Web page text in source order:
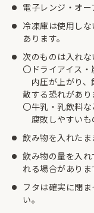
電子レンジ・オー
冷凍庫は使用し
あります。
次のものは入れな
〇ドライアイス
内圧が上がり、
散する恐れがあり
〇牛乳・乳飲料な
腐敗しやすいも
飲み物を入れたま
飲み物の量を入
れる場合がありま
フタは確実に閉
い。